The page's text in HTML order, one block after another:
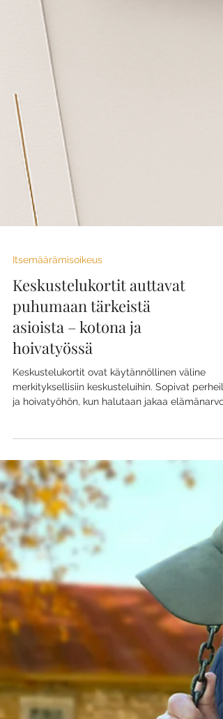
Itsemäärämisoikeus
Keskustelukortit auttavat
puhumaan tärkeistä
asioista – kotona ja
hoivatyössä
ja hoivatyöhön, kun halutaan jakaa
ja muistoja helposti.